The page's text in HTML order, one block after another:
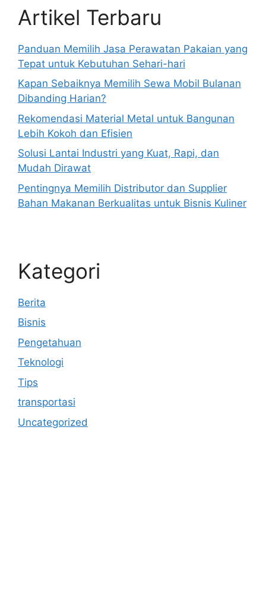
Artikel Terbaru
Panduan Memilih Jasa Perawatan Pakaian yang
Tepat untuk Kebutuhan Sehari-hari
Kapan Sebaiknya Memilih Sewa Mobil Bulanan
Dibanding Harian?
Rekomendasi Material Metal untuk Bangunan
Lebih Kokoh dan Efisien
Solusi Lantai Industri yang Kuat, Rapi, dan
Mudah Dirawat
Pentingnya Memilih Distributor dan Supplier
Bahan Makanan Berkualitas untuk Bisnis Kuliner
Kategori
Berita
Bisnis
Pengetahuan
Teknologi
Tips
transportasi
Uncategorized